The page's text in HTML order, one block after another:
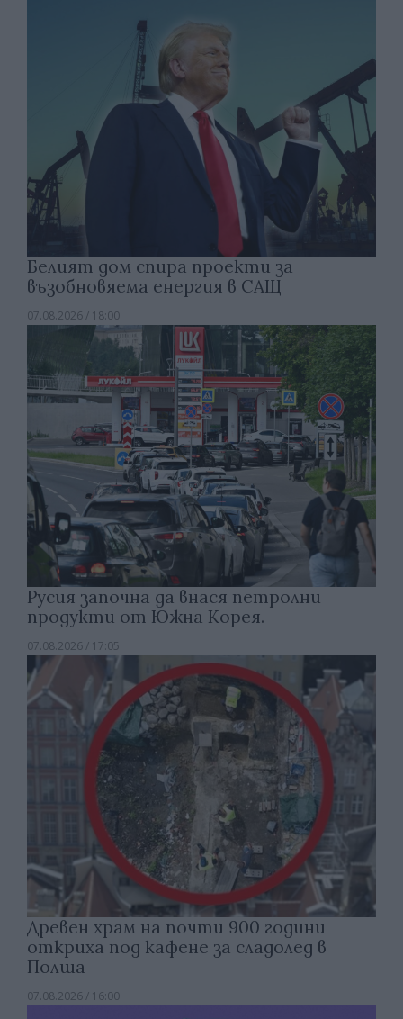
Белият дом спира проекти за
възобновяема енергия в САЩ
07.08.2026 / 18:00
Русия започна да внася петролни
продукти от Южна Корея.
07.08.2026 / 17:05
Древен храм на почти 900 години
откриха под кафене за сладолед в
Полша
07.08.2026 / 16:00